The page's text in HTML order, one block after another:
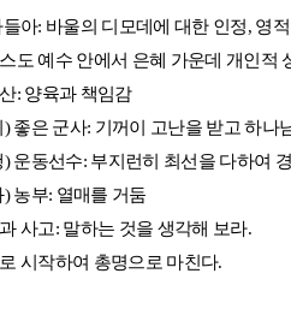
들아: 바울의 디모데에 대한 인정, 영
도 예수 안에서 은혜 가운데 개인적
: 양육과 책임감
)좋은 군사: 기꺼이 고난을 받고 하나
)운동선수: 부지런히 최선을 다하여
)농부: 열매를 거둠
사고: 말하는 것을 생각해 보라.
시작하여 총명으로 마친다.